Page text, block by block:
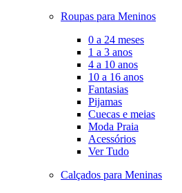
Roupas para Meninos
0 a 24 meses
1 a 3 anos
4 a 10 anos
10 a 16 anos
Fantasias
Pijamas
Cuecas e meias
Moda Praia
Acessórios
Ver Tudo
Calçados para Meninas